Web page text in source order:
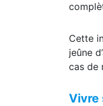
Cette
jeûne
cas de
Vivre